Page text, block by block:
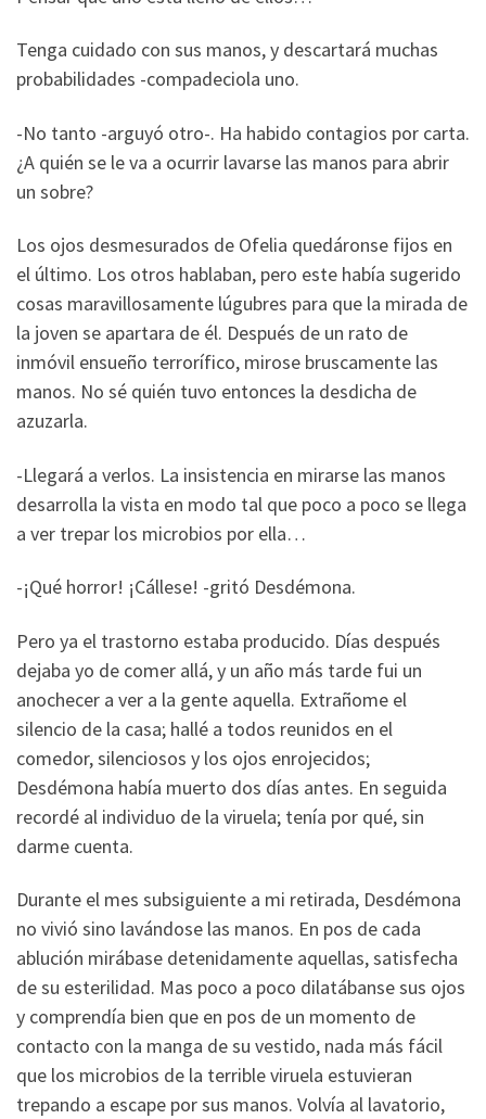
Tenga cuidado con sus manos, y descartará muchas
probabilidades -compadeciola uno.
-No tanto -arguyó otro-. Ha habido contagios por carta.
¿A quién se le va a ocurrir lavarse las manos para abrir
un sobre?
Los ojos desmesurados de Ofelia quedáronse fijos en
el último. Los otros hablaban, pero este había sugerido
cosas maravillosamente lúgubres para que la mirada de
la joven se apartara de él. Después de un rato de
inmóvil ensueño terrorífico, mirose bruscamente las
manos. No sé quién tuvo entonces la desdicha de
azuzarla.
-Llegará a verlos. La insistencia en mirarse las manos
desarrolla la vista en modo tal que poco a poco se llega
a ver trepar los microbios por ella…
-¡Qué horror! ¡Cállese! -gritó Desdémona.
Pero ya el trastorno estaba producido. Días después
dejaba yo de comer allá, y un año más tarde fui un
anochecer a ver a la gente aquella. Extrañome el
silencio de la casa; hallé a todos reunidos en el
comedor, silenciosos y los ojos enrojecidos;
Desdémona había muerto dos días antes. En seguida
recordé al individuo de la viruela; tenía por qué, sin
darme cuenta.
Durante el mes subsiguiente a mi retirada, Desdémona
no vivió sino lavándose las manos. En pos de cada
ablución mirábase detenidamente aquellas, satisfecha
de su esterilidad. Mas poco a poco dilatábanse sus ojos
y comprendía bien que en pos de un momento de
contacto con la manga de su vestido, nada más fácil
que los microbios de la terrible viruela estuvieran
trepando a escape por sus manos. Volvía al lavatorio,